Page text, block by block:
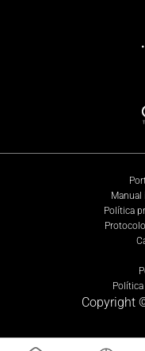
Manual
Política
Copyright